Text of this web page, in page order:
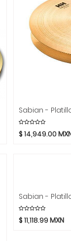
$14,949.00
$11,118.99 MXN